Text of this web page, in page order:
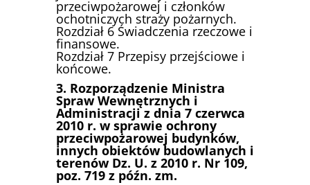
przeciwpożarowej i członków
ochotniczych straży pożarnych.
Rozdział 6 Świadczenia rzeczowe i
finansowe.
Rozdział 7 Przepisy przejściowe i
końcowe.
3. Rozporządzenie Ministra
Spraw Wewnętrznych i
Administracji z dnia 7 czerwca
2010 r. w sprawie ochrony
przeciwpożarowej budynków,
innych obiektów budowlanych i
terenów Dz. U. z 2010 r. Nr 109,
poz. 719 z późn. zm.